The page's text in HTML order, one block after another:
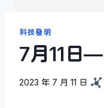
科技發明
7月11日
2023 年 7 月 11 日